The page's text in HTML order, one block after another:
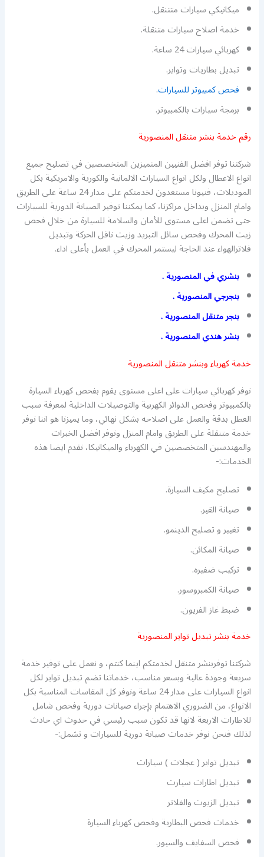
ميكانيكي سيارات متتنقل.
خدمة اصلاح سيارات متنقلة.
كهربائي سيارات 24 ساعة.
تبديل بطاريات وتواير.
فحص كمبيوتر للسيارات.
برمجة سيارات بالكمبيوتر.
رقم خدمة بنشر متنقل المنصورية
شركتنا توفر افضل الفنيين المتميزين المتخصصين في تصليح جميع
انواع الاعطال ولكل انواع السيارات الالمانية والكورية والامريكية بكل
الموديلات، فنيونا مستعدون لخدمتكم على مدار 24 ساعة على الطريق
وامام المنزل وبداخل مراكزنا، كما يمكننا توفير الصيانة الدورية للسيارات
حتى تضمن اعلى مستوى للأمان والسلامة للسيارة من خلال فحص
زيت المحرك وفحص سائل التبريد وزيت ناقل الحركة وتبديل
فلاترالهواء عند الحاجة ليستمر المحرك في العمل بأعلى اداء.
بنشري في المنصورية .
بنجرجي المنصورية .
بنجر متنقل المنصورية .
بنشر هندي المنصورية .
خدمة كهرباء وبنشر متنقل المنصورية
نوفر كهربائي سيارات على اعلى مستوى يقوم بفحص كهرباء السيارة
بالكمبيوتر وفحص الدوائر الكهربية والتوصيلات الداخلية لمعرفة سبب
العطل بدقة والعمل على اصلاحه بشكل نهائي، وما يميزنا هو اننا نوفر
خدمة متنقلة على الطريق وامام المنزل ونوفر افضل الخبرات
والمهندسين المتخصصين في الكهرباء والميكانيكا، نقدم ايضا هذه
الخدمات:-
تصليح مكيف السيارة.
صيانة القير.
تغيير و تصليح الدينمو.
صيانة المكائن.
تركيب ضفيره.
صيانة الكمبروسور.
ضبط غاز الفريون.
خدمة بنشر تبديل تواير المنصورية
شركتنا توفربنشر متنقل لخدمتكم اينما كنتم، و نعمل على توفير خدمة
سريعة وجودة عالية وبسعر مناسب، خدماتنا تضم تبديل تواير لكل
انواع السيارات على مدار 24 ساعة ونوفر كل المقاسات المناسبة بكل
الانواع، من الضروري الاهتمام بإجراء صيانات دورية وفحص شامل
للاطارات الاربعة لانها قد تكون سبب رئيسي في حدوث اي حادث
لذلك فنحن نوفر خدمات صيانة دورية للسيارات و تشمل:-
تبديل تواير ( عجلات ) سيارات
تبديل اطارات سيارت
تبديل الزيوت والفلاتر
خدمات فحص البطارية وفحص كهرباء السيارة
فحص السفايف والسيور.